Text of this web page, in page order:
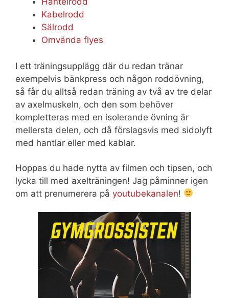
Kabelrodd
Sälrodd
Omvända flyes
I ett träningsupplägg där du redan tränar
exempelvis bänkpress och någon roddövning,
så får du alltså redan träning av två av tre delar
av axelmuskeln, och den som behöver
kompletteras med en isolerande övning är
mellersta delen, och då förslagsvis med sidolyft
med hantlar eller med kablar.
Hoppas du hade nytta av filmen och tipsen, och
lycka till med axelträningen! Jag påminner igen
om att prenumerera på youtubekanalen!